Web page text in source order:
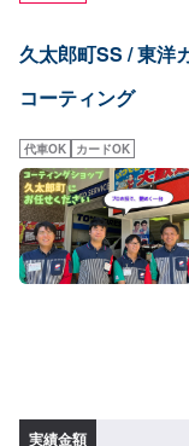
久太郎町SS / 東洋
コーティング
代車OK カードOK
実績金額